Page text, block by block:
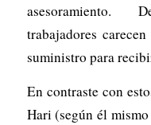
asesoramiento.
trabajadores
suministro para
En contraste con
Hari (según él